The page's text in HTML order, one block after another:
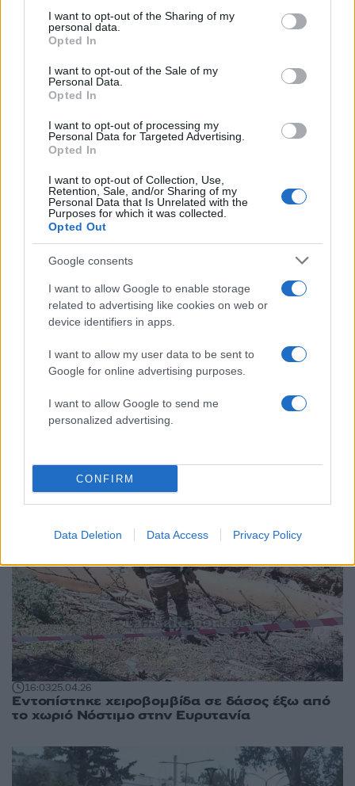
not limited to your visit or usage behaviour. You may click to
grant or deny consent to Google and its third-party tags to
use your data for below specified purposes in below Google
consent section.
I want to opt-out of the Sharing of my
personal data.
Opted In
I want to opt-out of the Sale of my
Personal Data.
Opted In
I want to opt-out of processing my
Personal Data for Targeted Advertising.
Opted In
I want to opt-out of Collection, Use,
Retention, Sale, and/or Sharing of my
Personal Data that Is Unrelated with the
Purposes for which it was collected.
Opted Out
Google consents
I want to allow Google to enable storage
related to advertising like cookies on web or
device identifiers in apps.
I want to allow my user data to be sent to
Google for online advertising purposes.
I want to allow Google to send me
personalized advertising.
CONFIRM
Data Deletion Data Access Privacy Policy
13:29 29.04.26
Βρήκε χειροβομβίδα στο οικόπεδό του στη
Ζαχάρω, την ώρα που έκανε εργασίες
18:39 27.04.26
Βρέθηκε χειροβομβίδα σε σπίτι στην Κυψέλη -
3 συλλήψεις
16:0325.04.26
Εντοπίστηκε χειροβομβίδα σε δάσος έξω από
το χωριό Νόστιμο στην Ευρυτανία